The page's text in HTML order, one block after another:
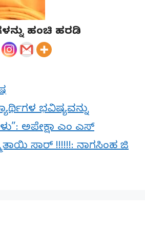
ಹಂಚಿ ಹರಡಿ
ಭವಿಷ್ಯವನ್ನು
ಅಪೇಕ್ಷಾ ಎಂ ಎಸ್
ಸಾರ್ !!!!!!: ನಾಗಸಿಂಹ ಜಿ